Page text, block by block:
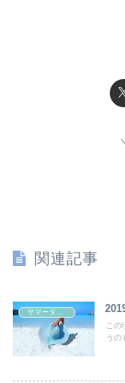
関連記事
サマータイプあるある
この
うの